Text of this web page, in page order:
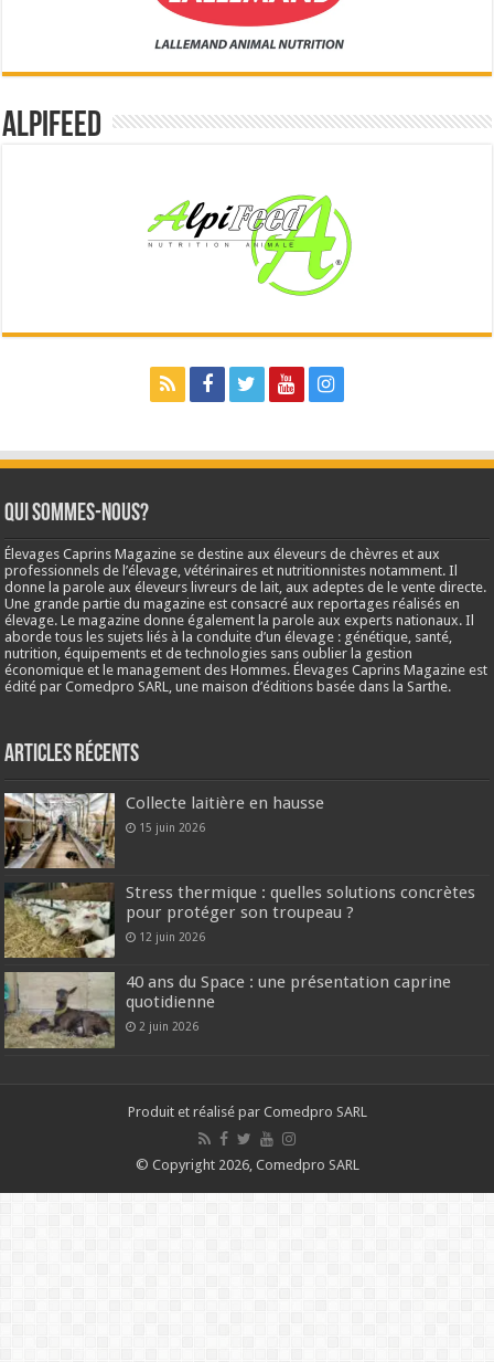
Alpifeed
Qui sommes-nous?
Élevages Caprins Magazine se destine aux éleveurs de chèvres et aux
professionnels de l’élevage, vétérinaires et nutritionnistes notamment. Il
donne la parole aux éleveurs livreurs de lait, aux adeptes de le vente directe.
Une grande partie du magazine est consacré aux reportages réalisés en
élevage. Le magazine donne également la parole aux experts nationaux. Il
aborde tous les sujets liés à la conduite d’un élevage : génétique, santé,
nutrition, équipements et de technologies sans oublier la gestion
économique et le management des Hommes. Élevages Caprins Magazine est
édité par Comedpro SARL, une maison d’éditions basée dans la Sarthe.
Articles récents
Collecte laitière en hausse
15 juin 2026
Stress thermique : quelles solutions concrètes
pour protéger son troupeau ?
12 juin 2026
40 ans du Space : une présentation caprine
quotidienne
2 juin 2026
Produit et réalisé par Comedpro SARL
© Copyright 2026, Comedpro SARL